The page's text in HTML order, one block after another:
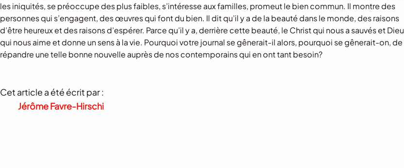
les iniquités, se préoccupe des plus faibles, s’intéresse aux familles, promeut le bien commun. Il montre des
personnes qui s’engagent, des œuvres qui font du bien. Il dit qu’il y a de la beauté dans le monde, des raisons
d’être heureux et des raisons d’espérer. Parce qu’il y a, derrière cette beauté, le Christ qui nous a sauvés et Dieu
qui nous aime et donne un sens à la vie. Pourquoi votre journal se gênerait-il alors, pourquoi se gênerait-on, de
répandre une telle bonne nouvelle auprès de nos contemporains qui en ont tant besoin?
Cet article a été écrit par :
Jérôme Favre-Hirschi